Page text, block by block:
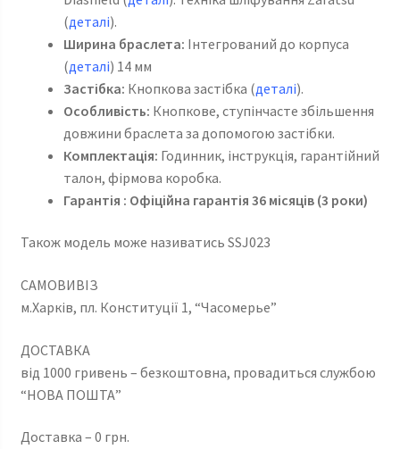
(деталі).
Ширина браслета: Інтегрований до корпуса
(деталі) 14 мм
Застібка: Кнопкова застібка (деталі).
Особливість: Кнопкове, ступінчасте збільшення
довжини браслета за допомогою застібки.
Комплектація: Годинник, інструкція, гарантійний
талон, фірмова коробка.
Гарантія : Офіційна гарантія 36 місяців (3 роки)
Також модель може називатись SSJ023
САМОВИВІЗ
м.Харків, пл. Конституції 1, “Часомерье”
ДОСТАВКА
від 1000 гривень – безкоштовна, провадиться службою
“НОВА ПОШТА”
Доставка – 0 грн.